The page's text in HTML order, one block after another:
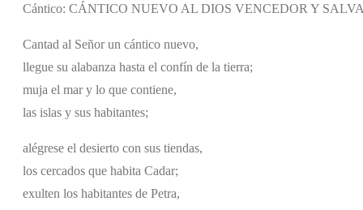
Cántico: CÁNTICO NUEVO AL DIOS VENCEDOR Y
Cantad al Señor un cántico nuevo,
llegue su alabanza hasta el confín de la tierra;
muja el mar y lo que contiene,
las islas y sus habitantes;
alégrese el desierto con sus tiendas,
los cercados que habita Cadar;
exulten los habitantes de Petra,